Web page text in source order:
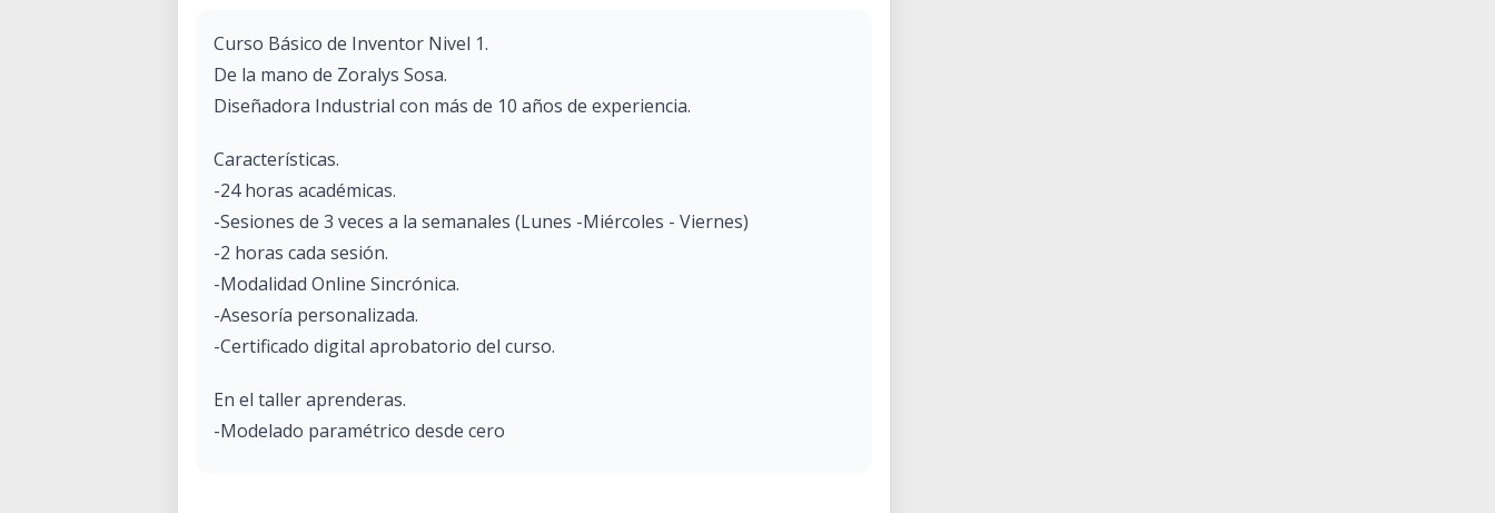
Curso Básico de Inventor Nivel 1.
De la mano de Zoralys Sosa.
Diseñadora Industrial con más de 10 años de experiencia.
Características.
-24 horas académicas.
-Sesiones de 3 veces a la semanales (Lunes -Miércoles - Viernes)
-2 horas cada sesión.
-Modalidad Online Sincrónica.
-Asesoría personalizada.
-Certificado digital aprobatorio del curso.
En el taller aprenderas.
-Modelado paramétrico desde cero